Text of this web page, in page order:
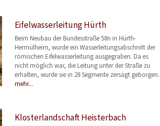
Eifelwasserleitung Hürth
Beim Neubau der Bundesstraße 58n in Hürth-
Hermülheim, wurde ein Wasserleitungsabschnitt der
römischen Eifelwasserleitung ausgegraben. Da es
nicht möglich war, die Leitung unter der Straße zu
erhalten, wurde sie in 28 Segmente zersägt geborgen.
mehr...
Klosterlandschaft Heisterbach